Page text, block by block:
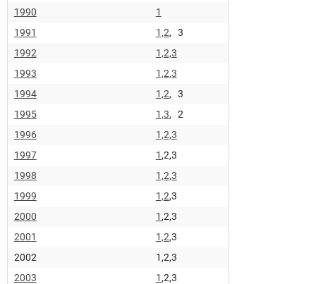
1990
1
1991
1,2, 3
1992
1,2,3
1993
1,2,3
1994
1,2, 3
1995
1,3, 2
1996
1,2,3
1997
1 ,2,3
1998
1,2,3
1999
1,2,3
2000
1 ,2,3
2001
1,2,3
2002
1,2,3
2003
1 ,2,3